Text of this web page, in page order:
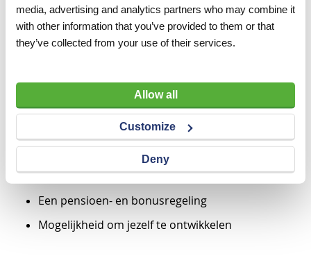
media, advertising and analytics partners who may combine it
with other information that you’ve provided to them or that
they’ve collected from your use of their services.
Allow all
Customize
Deny
familiebedrijf met betrokken volgende generatie
25 vakantiedagen, 8% vakantietoeslag en een tijd-
Een marktconform salaris
Informele werksfeer met korte lijnen
Een afwisselende fulltime baan (40 uur)
Enthousiaste collega's
Kerstdiner, zomer BBQ en leuke bedrijfsuitjes
Een pensioen- en bonusregeling
Mogelijkheid om jezelf te ontwikkelen